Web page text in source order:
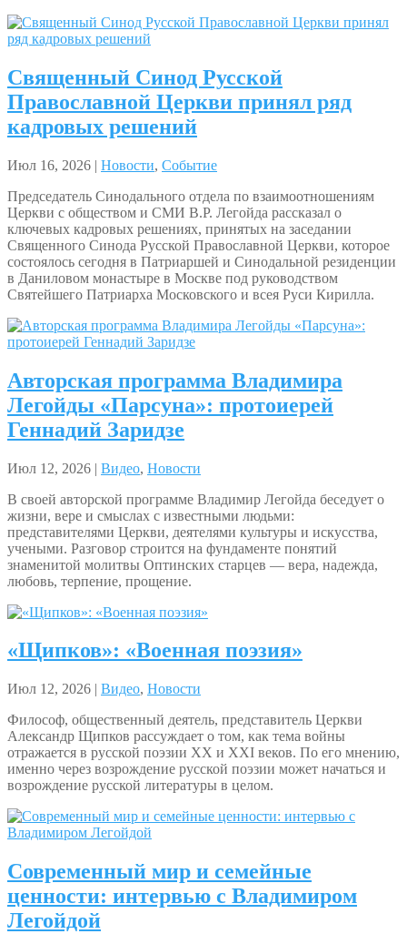
Священный Синод Русской
Православной Церкви принял ряд
кадровых решений
Июл 16, 2026 | Новости, Событие
Председатель Синодального отдела по взаимоотношениям
Церкви с обществом и СМИ В.Р. Легойда рассказал о
ключевых кадровых решениях, принятых на заседании
Священного Синода Русской Православной Церкви, которое
состоялось сегодня в Патриаршей и Синодальной резиденции
в Даниловом монастыре в Москве под руководством
Святейшего Патриарха Московского и всея Руси Кирилла.
Авторская программа Владимира
Легойды «Парсуна»: протоиерей
Геннадий Заридзе
Июл 12, 2026 | Видео, Новости
В своей авторской программе Владимир Легойда беседует о
жизни, вере и смыслах с известными людьми:
представителями Церкви, деятелями культуры и искусства,
учеными. Разговор строится на фундаменте понятий
знаменитой молитвы Оптинских старцев — вера, надежда,
любовь, терпение, прощение.
«Щипков»: «Военная поэзия»
Июл 12, 2026 | Видео, Новости
Философ, общественный деятель, представитель Церкви
Александр Щипков рассуждает о том, как тема войны
отражается в русской поэзии XX и XXI веков. По его мнению,
именно через возрождение русской поэзии может начаться и
возрождение русской литературы в целом.
Современный мир и семейные
ценности: интервью с Владимиром
Легойдой